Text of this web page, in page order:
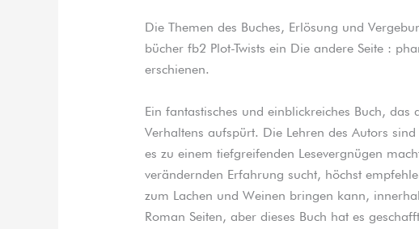
Die Themen des Buches, Erlösung und
bücher fb2 Plot-Twists ein Die andere Seite :
erschienen.
Ein fantastisches und einblickreiches Buch, das
Verhaltens aufspürt. Die Lehren des Autors
es zu einem tiefgreifenden Lesevergnügen
verändernden Erfahrung sucht, höchst
zum Lachen und Weinen bringen kann,
Roman Seiten, aber dieses Buch hat es